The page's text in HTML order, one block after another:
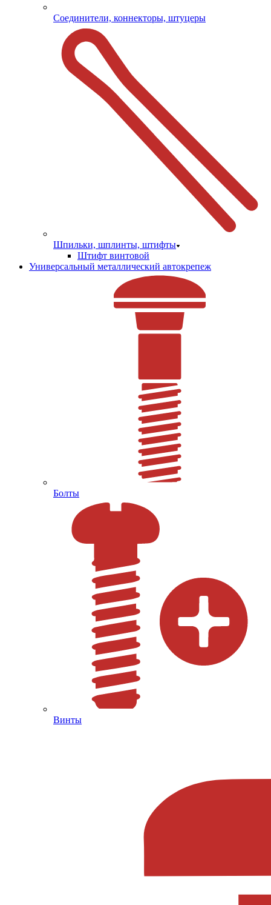
Соединители, коннекторы, штуцеры
Шпильки, шплинты, штифты
Штифт винтовой
Универсальный металлический автокрепеж
Болты
Винты